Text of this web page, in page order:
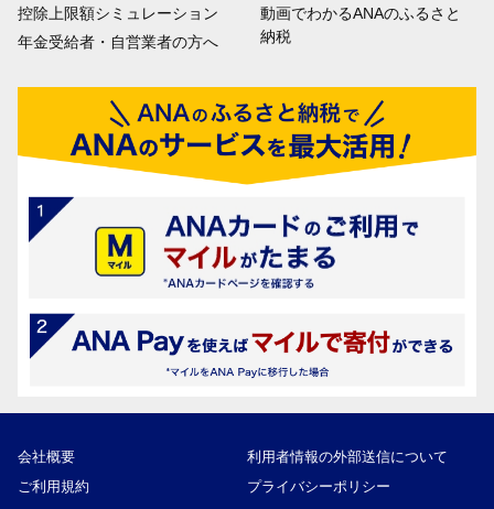
控除上限額シミュレーション
年金受給者・自営業者の方へ
動画でわかるANAのふるさと
納税
会社概要
利用者情報の外部送信について
ご利用規約
プライバシーポリシー